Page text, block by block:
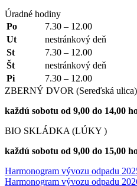
Úradné hodiny
Po
7.30 – 12.00
Ut
nestránkový deň
St
7.30 – 12.00
Št
nestránkový deň
Pi
7.30 – 12.00
ZBERNÝ DVOR (Sereďská ulica)
každú sobotu od 9,00 do 14,00
BIO SKLÁDKA (LÚKY )
každú sobotu od 9,00 do 15,00
Harmonogram vývozu odpadu
Harmonogram vývozu odpadu